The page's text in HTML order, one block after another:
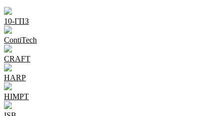
10-ГПЗ
ContiTech
CRAFT
HARP
HIMPT